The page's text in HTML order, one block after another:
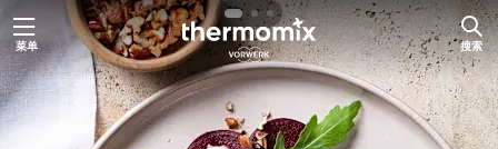
跳
至
主
要
内
容
菜单 搜索